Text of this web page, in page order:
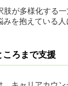
肢が多様化する
みを抱えている
ころまで支援